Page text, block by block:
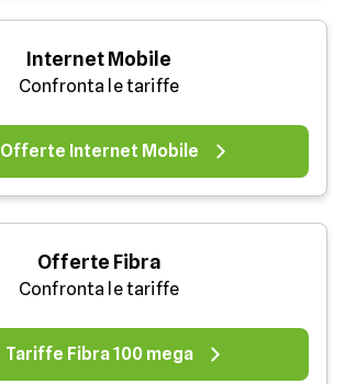
Internet Mobile
Confronta le tariffe
Offerte Internet Mobile
Offerte Fibra
Confronta le tariffe
Tariffe Fibra 100 mega